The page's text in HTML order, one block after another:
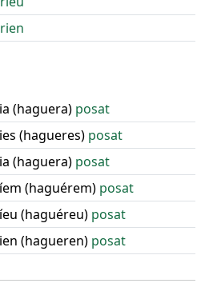
(haguera) posat
(hagueres) posat
(haguera) posat
(haguérem) posat
(haguéreu) posat
(hagueren) posat